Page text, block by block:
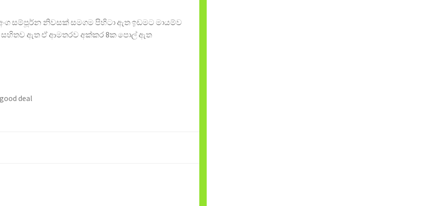
සම්පූර්න නිවසක් සමගම පිහිටා ඇත ඉඩමට මායම්ව
සහිතව ඇත ඒ ආමතරව අක්කර 8ක පොල් ඇත
deal